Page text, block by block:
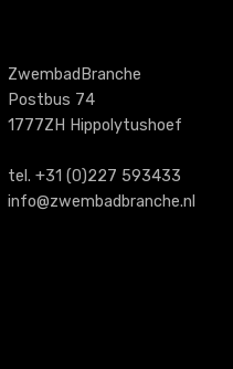
ZwembadBranche
Postbus 74
1777ZH Hippolytushoef
tel. +31 (0)227 593433
info@zwembadbranche.nl